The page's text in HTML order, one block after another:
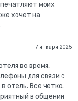
моих
хочет на
7 января 2025
во время,
для связи с
отель. Все четко.
в общении